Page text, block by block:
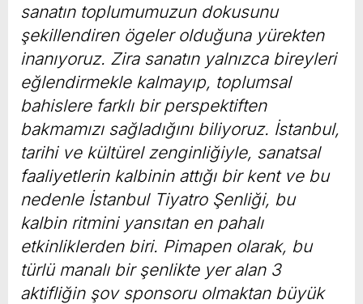
sanatın toplumumuzun dokusunu
şekillendiren ögeler olduğuna yürekten
inanıyoruz. Zira sanatın yalnızca bireyleri
eğlendirmekle kalmayıp, toplumsal
bahislere farklı bir perspektiften
bakmamızı sağladığını biliyoruz. İstanbul,
tarihi ve kültürel zenginliğiyle, sanatsal
faaliyetlerin kalbinin attığı bir kent ve bu
nedenle İstanbul Tiyatro Şenliği, bu
kalbin ritmini yansıtan en pahalı
etkinliklerden biri. Pimapen olarak, bu
türlü manalı bir şenlikte yer alan 3
aktifliğin şov sponsoru olmaktan büyük